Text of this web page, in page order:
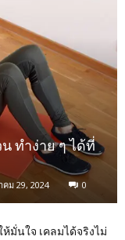
ทำง่าย ๆ ได้ที่
คม 29, 2024 0
มั่นใจ เคลมได้จริงไม่